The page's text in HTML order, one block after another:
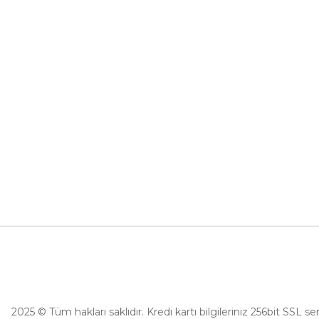
2025 © Tüm hakları saklıdır. Kredi kartı bilgileriniz 256bit SSL